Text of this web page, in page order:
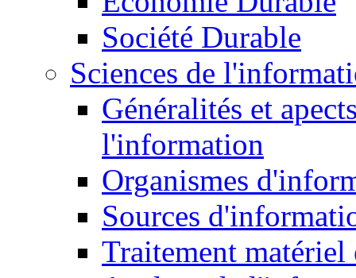
Société Durable
Sciences de
Généralités et
l'information
Organismes
Sources
Traitement matériel